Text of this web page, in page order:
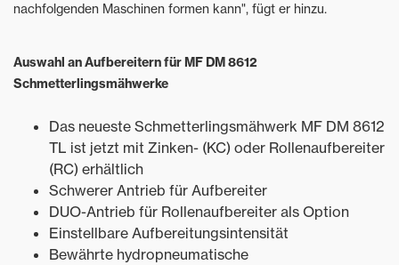
nachfolgenden Maschinen formen kann", fügt er hinzu.
Auswahl an Aufbereitern für MF DM 8612
Schmetterlingsmähwerke
Das neueste Schmetterlingsmähwerk MF DM 8612
TL ist jetzt mit Zinken- (KC) oder Rollenaufbereiter
(RC) erhältlich
Schwerer Antrieb für Aufbereiter
DUO-Antrieb für Rollenaufbereiter als Option
Einstellbare Aufbereitungsintensität
Bewährte hydropneumatische